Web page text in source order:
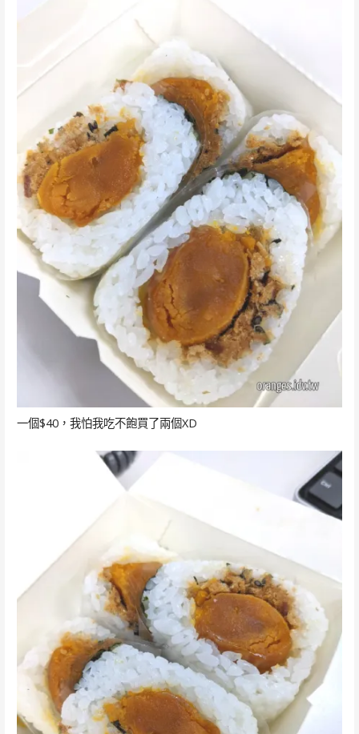
一個$40，我怕我吃不飽買了兩個XD